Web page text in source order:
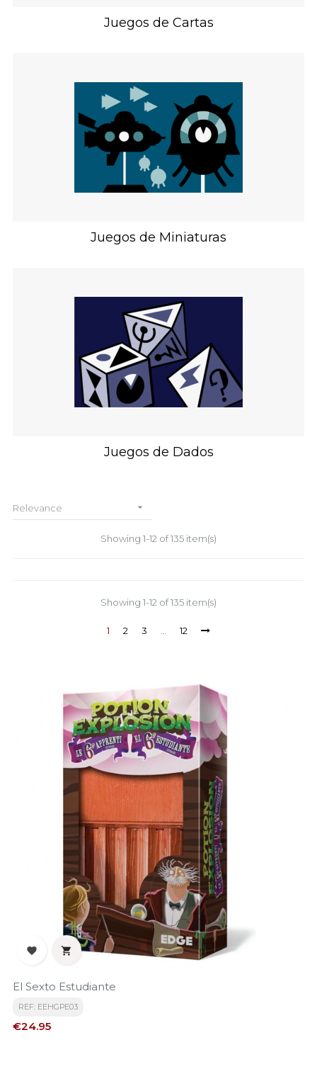
Juegos de Cartas
Juegos de Miniaturas
Juegos de Dados
Relevance 
Showing 1-12 of 135 item(s)
Showing 1-12 of 135 item(s)
1 2 3 12
 
El Sexto Estudiante
REF: EEHGPE03
Price
€24.95